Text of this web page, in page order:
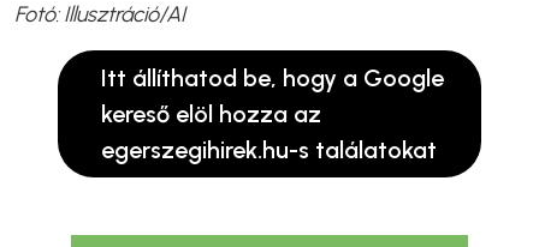
Fotó: Illusztráció/AI
Itt állíthatod be, hogy a Google
kereső elöl hozza az
egerszegihirek.hu-s találatokat